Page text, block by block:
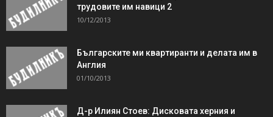
трудовите им навици 2
10/12/2013
Българските ми квартиранти и делата им в
Англия
01/10/2013
Д-р Илиян Стоев: Дисковата херния и